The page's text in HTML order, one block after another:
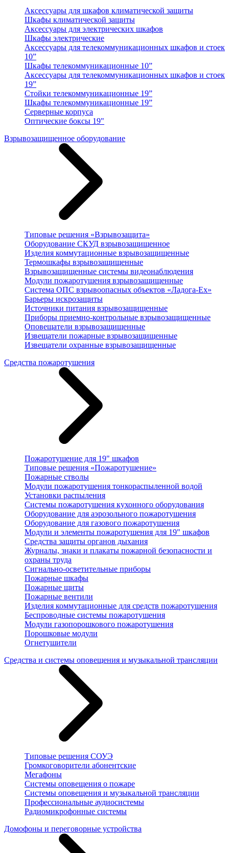
Аксессуары для шкафов климатической защиты
Шкафы климатической защиты
Аксессуары для электрических шкафов
Шкафы электрические
Аксессуары для телекоммуникационных шкафов и стоек
10”
Шкафы телекоммуникационные 10”
Аксессуары для телекоммуникационных шкафов и стоек
19”
Стойки телекоммуникационные 19”
Шкафы телекоммуникационные 19”
Серверные корпуса
Оптические боксы 19"
Взрывозащищенное оборудование
Типовые решения «Взрывозащита»
Оборудование СКУД взрывозащищенное
Изделия коммутационные взрывозащищенные
Термошкафы взрывозащищенные
Взрывозащищенные системы видеонаблюдения
Модули пожаротушения взрывозащищенные
Система ОПС взрывоопасных объектов «Ладога-Ex»
Барьеры искрозащиты
Источники питания взрывозащищенные
Приборы приемно-контрольные взрывозащищенные
Оповещатели взрывозащищенные
Извещатели пожарные взрывозащищенные
Извещатели охранные взрывозащищенные
Средства пожаротушения
Пожаротушение для 19" шкафов
Типовые решения «Пожаротушение»
Пожарные стволы
Модули пожаротушения тонкораспыленной водой
Установки распыления
Системы пожаротушения кухонного оборудования
Оборудование для аэрозольного пожаротушения
Оборудование для газового пожаротушения
Модули и элементы пожаротушения для 19" шкафов
Средства защиты органов дыхания
Журналы, знаки и плакаты пожарной безопасности и
охраны труда
Сигнально-осветительные приборы
Пожарные шкафы
Пожарные щиты
Пожарные вентили
Изделия коммутационные для средств пожаротушения
Беспроводные системы пожаротушения
Модули газопорошкового пожаротушения
Порошковые модули
Огнетушители
Средства и системы оповещения и музыкальной трансляции
Типовые решения СОУЭ
Громкоговорители абонентские
Мегафоны
Системы оповещения о пожаре
Системы оповещения и музыкальной трансляции
Профессиональные аудиосистемы
Радиомикрофонные системы
Домофоны и переговорные устройства